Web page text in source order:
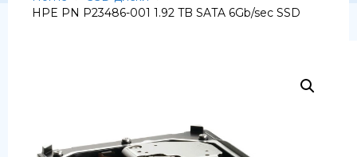
Серверные комплектующие
HPE PN P23486-001 1.92 TB SATA 6Gb/sec SSD